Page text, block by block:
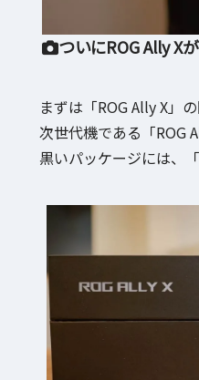
ついにROG Ally Xが
まずは「ROG Ally X」
次世代機である「ROG
黒いパッケージには、